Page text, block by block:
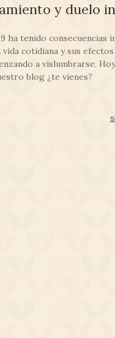
y duelo
ha tenido consecuencias
vida cotidiana y sus
a vislumbrarse.
blog ¿te vienes?